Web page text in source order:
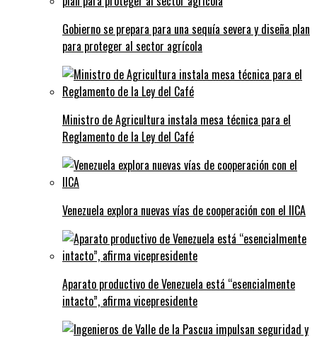
Gobierno se prepara para una sequía severa y diseña plan
para proteger al sector agrícola
Ministro de Agricultura instala mesa técnica para el
Reglamento de la Ley del Café
Venezuela explora nuevas vías de cooperación con el IICA
Aparato productivo de Venezuela está “esencialmente
intacto”, afirma vicepresidente